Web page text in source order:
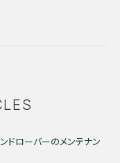
ドローバーのメンテナン